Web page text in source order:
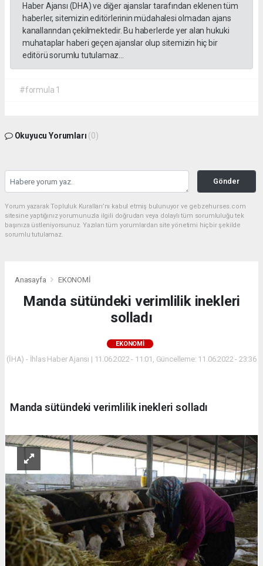
Haber Ajansı (DHA) ve diğer ajanslar tarafından eklenen tüm
haberler, sitemizin editörlerinin müdahalesi olmadan ajans
kanallarından çekilmektedir. Bu haberlerde yer alan hukuki
muhataplar haberi geçen ajanslar olup sitemizin hiç bir
editörü sorumlu tutulamaz...
#formula 1
Okuyucu Yorumları (0)
Gönder
Yorum yazarak Topluluk Kuralları’nı kabul etmiş bulunuyor ve gebzehurses.com
sitesine yaptığınız yorumunuzla ilgili doğrudan veya dolaylı tüm sorumluluğu tek
başınıza üstleniyorsunuz. Yazılan tüm yorumlardan site yönetimi hiçbir şekilde
sorumlu tutulamaz.
Anasayfa EKONOMİ
Manda sütündeki verimlilik inekleri
solladı
EKONOMİ
(İHA) - İhlas Haber Ajansı | 11.06.2022 - 11:01, Güncelleme: 11.06.2022 - 23:36
Manda sütündeki verimlilik inekleri solladı